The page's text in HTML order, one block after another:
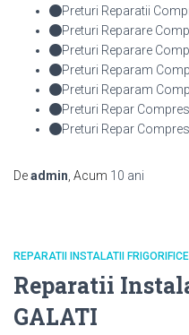
Preturi Reparatii
Preturi Reparare
Preturi Reparare
Preturi Reparam
Preturi Reparam
Preturi Repar
Preturi Repar
Deadmin, Acum 10 ani
REPARATII INSTALATII FRIGORIFICE
Reparatii
GALATI